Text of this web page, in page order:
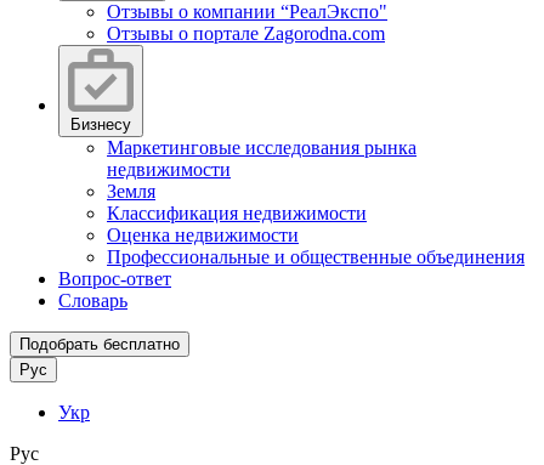
Отзывы о компании “РеалЭкспо"
Отзывы о портале Zagorodna.com
Бизнесу
Маркетинговые исследования рынка
недвижимости
Земля
Классификация недвижимости
Оценка недвижимости
Профессиональные и общественные объединения
Вопрос-ответ
Словарь
Подобрать бесплатно
Рус
Укр
Рус